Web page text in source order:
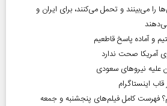
می‌بینند و تحمل می‌کنند، برای ایران و
و آماده پاسخ قاطعیم
آمریکا صحت ندارد
علیه نیروهای سعودی
اینستاگرام
فهرست کامل فیلم‌های پنجشنبه و جمعه